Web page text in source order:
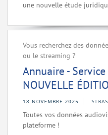
une nouvelle étude
Vous recherchez des
ou le streaming ?
Annuaire -
NOUVELLE
18 NOVEMBRE 2025
Toutes vos données
plateforme !